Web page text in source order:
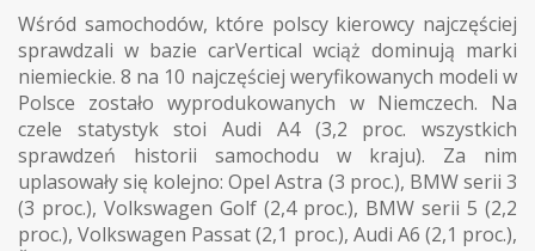
Wśród samochodów, które polscy kierowcy najczęściej
sprawdzali w bazie carVertical wciąż dominują marki
niemieckie. 8 na 10 najczęściej weryfikowanych modeli w
Polsce zostało wyprodukowanych w Niemczech. Na
czele statystyk stoi Audi A4 (3,2 proc. wszystkich
sprawdzeń historii samochodu w kraju). Za nim
uplasowały się kolejno: Opel Astra (3 proc.), BMW serii 3
(3 proc.), Volkswagen Golf (2,4 proc.), BMW serii 5 (2,2
proc.), Volkswagen Passat (2,1 proc.), Audi A6 (2,1 proc.),